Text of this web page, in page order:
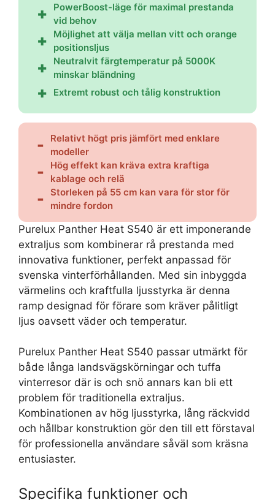
PowerBoost-läge för maximal prestanda
vid behov
Möjlighet att välja mellan vitt och orange
positionsljus
Neutralvit färgtemperatur på 5000K
minskar bländning
Extremt robust och tålig konstruktion
Relativt högt pris jämfört med enklare
modeller
Hög effekt kan kräva extra kraftiga
kablage och relä
Storleken på 55 cm kan vara för stor för
mindre fordon
Purelux Panther Heat S540 är ett imponerande
extraljus som kombinerar rå prestanda med
innovativa funktioner, perfekt anpassad för
svenska vinterförhållanden. Med sin inbyggda
värmelins och kraftfulla ljusstyrka är denna
ramp designad för förare som kräver pålitligt
ljus oavsett väder och temperatur.
Purelux Panther Heat S540 passar utmärkt för
både långa landsvägskörningar och tuffa
vinterresor där is och snö annars kan bli ett
problem för traditionella extraljus.
Kombinationen av hög ljusstyrka, lång räckvidd
och hållbar konstruktion gör den till ett förstaval
för professionella användare såväl som kräsna
entusiaster.
Specifika funktioner och